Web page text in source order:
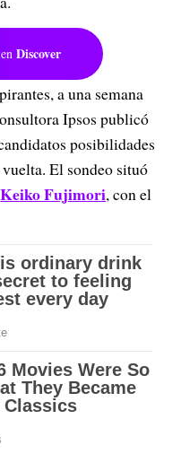
en Discover
a una semana
Ipsos publicó
posibilidades
El sondeo situó
Keiko Fujimori, con el